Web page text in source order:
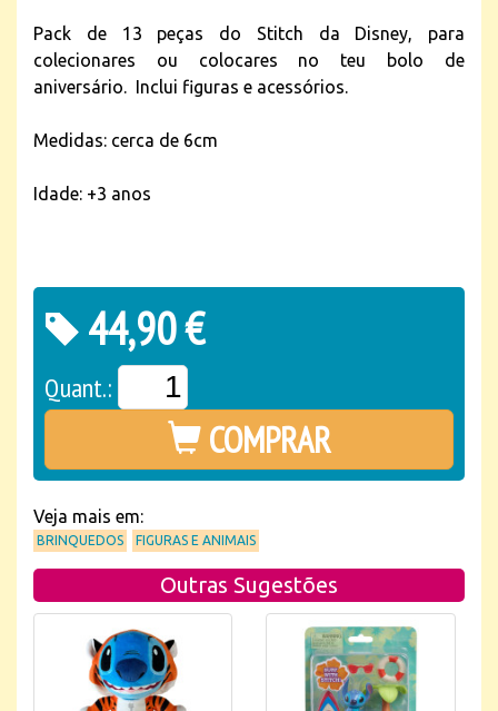
Pack de 13 peças do Stitch da Disney, para
colecionares ou colocares no teu bolo de
aniversário. Inclui figuras e acessórios.
Medidas: cerca de 6cm
Idade: +3 anos
44,90 €
Quant.:
COMPRAR
Veja mais em:
BRINQUEDOS FIGURAS E ANIMAIS
Outras Sugestões